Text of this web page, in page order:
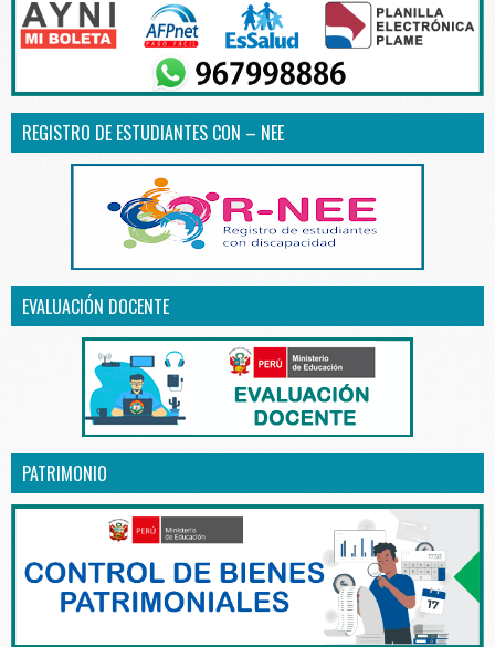
REGISTRO DE ESTUDIANTES CON – NEE
EVALUACIÓN DOCENTE
PATRIMONIO